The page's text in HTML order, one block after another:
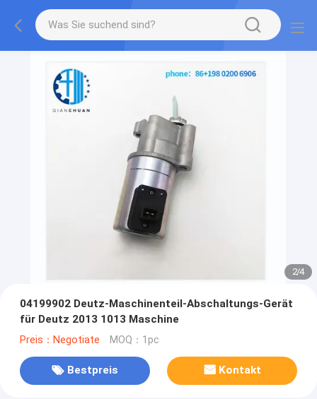
2/4
04199902 Deutz-Maschinenteil-Abschaltungs-Gerät
für Deutz 2013 1013 Maschine
Preis：Negotiate MOQ：1pc
Bestpreis Kontakt